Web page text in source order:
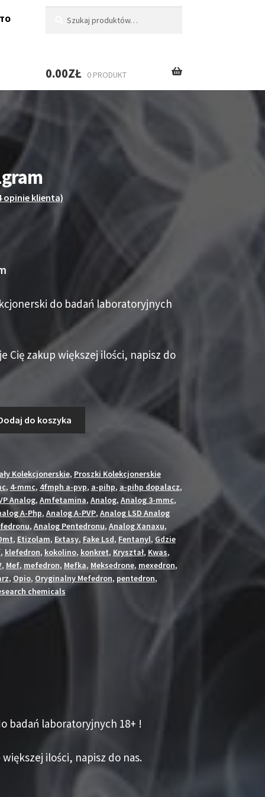
0.00ZŁ 0 PRODUKT
opinie klienta)
do badań laboratoryjnych
Cię zakup większej ilości, napisz do
do koszyka
Kolekcjonerskie, Proszki Kolekcjonerskie
, 4-mmc, 4fmph a-pvp, a-pihp, a-pihp dopalacz,
Analog, Amfetamina, Analog, Analog 3-mmc,
A-Php, Analog A-PVP, Analog LSD Analog
, Analog Pentedronu, Analog Xanaxu,
, Etizolam, Extasy, Fake Lsd, Fentanyl, Gdzie
, klefedron, kokolino, konkret, Kryształ, Kwas,
, Mef, mefedron, Mefka, Meksedrone, mexedron,
, Opio, Oryginalny Mefedron, pentedron,
chemicals
badań laboratoryjnych 18+ !
ilości, napisz do nas.